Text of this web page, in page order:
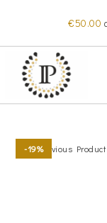
content
€50.00
-19%Previous Product